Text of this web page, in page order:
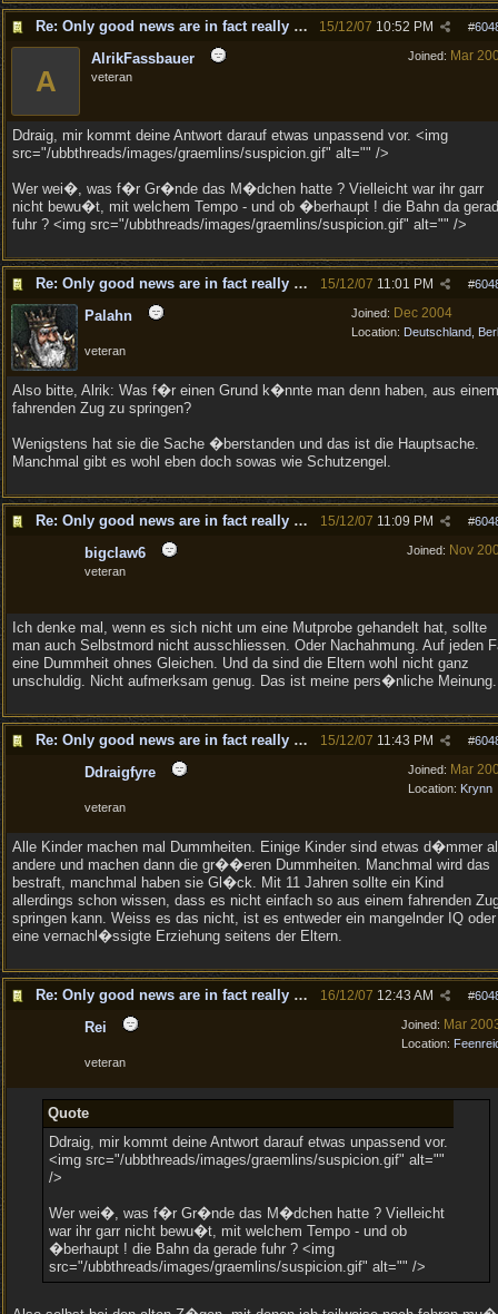
Re: Only good news are in fact really good news! #
15/12/07 10:52 PM
Joined: Mar
A
AlrikFassbauer
veteran
Ddraig, mir kommt deine Antwort darauf etwas unpassend vor. <img
src="/ubbthreads/images/graemlins/suspicion.gif" alt="" />
Wer wei�, was f�r Gr�nde das M�dchen hatte ? Vielleicht war ihr garr
nicht bewu�t, mit welchem Tempo - und ob �berhaupt ! die Bahn da
fuhr ? <img src="/ubbthreads/images/graemlins/suspicion.gif" alt="" />
Re: Only good news are in fact really good news! #
15/12/07 11:01 PM
Joined: Dec 2004
Location: Deutschland,
Palahn
veteran
Also bitte, Alrik: Was f�r einen Grund k�nnte man denn haben, aus einem
fahrenden Zug zu springen?
Wenigstens hat sie die Sache �berstanden und das ist die Hauptsache.
Manchmal gibt es wohl eben doch sowas wie Schutzengel.
Re: Only good news are in fact really good news! #
15/12/07 11:09 PM
Joined: Nov
bigclaw6
veteran
Ich denke mal, wenn es sich nicht um eine Mutprobe gehandelt hat, sollte
man auch Selbstmord nicht ausschliessen. Oder Nachahmung. Auf jeden
eine Dummheit ohnes Gleichen. Und da sind die Eltern wohl nicht ganz
unschuldig. Nicht aufmerksam genug. Das ist meine pers�nliche Meinung.
Re: Only good news are in fact really good news! #
15/12/07 11:43 PM
Joined: Mar
Location: Krynn
Ddraigfyre
veteran
Alle Kinder machen mal Dummheiten. Einige Kinder sind etwas d�mmer
andere und machen dann die gr��eren Dummheiten. Manchmal wird das
bestraft, manchmal haben sie Gl�ck. Mit 11 Jahren sollte ein Kind
allerdings schon wissen, dass es nicht einfach so aus einem fahrenden
springen kann. Weiss es das nicht, ist es entweder ein mangelnder IQ oder
eine vernachl�ssigte Erziehung seitens der Eltern.
Re: Only good news are in fact really good news! #
16/12/07 12:43 AM
Joined: Mar
Location:
Rei
veteran
Quote
Ddraig, mir kommt deine Antwort darauf etwas unpassend vor.
<img src="/ubbthreads/images/graemlins/suspicion.gif" alt=""
/>
Wer wei�, was f�r Gr�nde das M�dchen hatte ? Vielleicht
war ihr garr nicht bewu�t, mit welchem Tempo - und ob
�berhaupt ! die Bahn da gerade fuhr ? <img
src="/ubbthreads/images/graemlins/suspicion.gif" alt="" />